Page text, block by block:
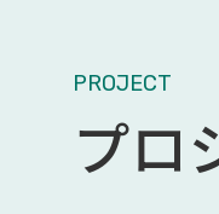
PROJECT
プロ